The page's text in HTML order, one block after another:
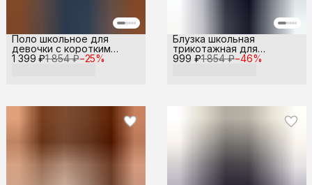
1 399 ₽1 854 ₽−25%
Поло школьное для
девочки с коротким
рукавом
999 ₽1 854 ₽−46%
Блузка школьная
трикотажная для
девочки